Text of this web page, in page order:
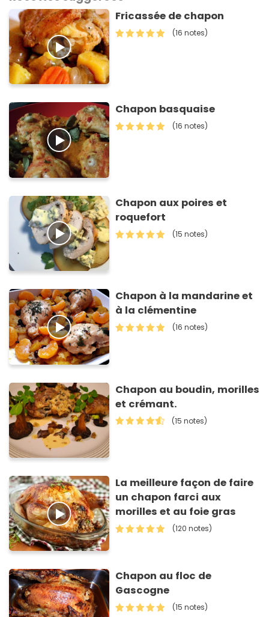
Fricassée de chapon
(16 notes)
Chapon basquaise
(16 notes)
Chapon aux poires et
roquefort
(15 notes)
Chapon à la mandarine et
à la clémentine
(16 notes)
Chapon au boudin, morilles
et crémant.
(15 notes)
La meilleure façon de faire
un chapon farci aux
morilles et au foie gras
(120 notes)
Chapon au floc de
Gascogne
(15 notes)